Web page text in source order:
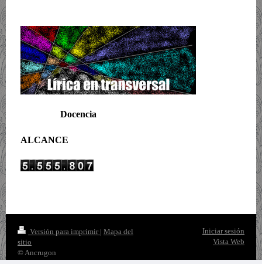
Docencia
ALCANCE
Versión para imprimir | Mapa del
sitio
© Ancrugon
Iniciar sesión
Vista Web